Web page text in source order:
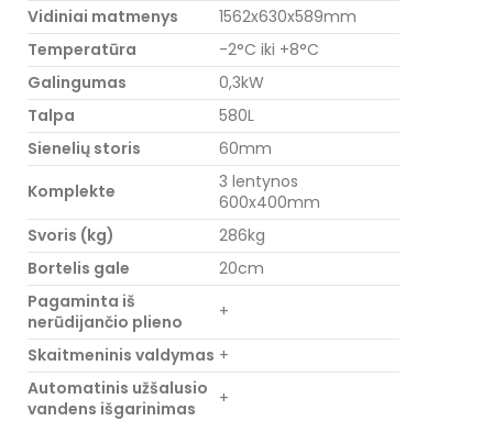
Vidiniai matmenys
1562x630x589mm
Temperatūra
-2°C iki +8°C
Galingumas
0,3kW
Talpa
580L
Sienelių storis
60mm
Komplekte
3 lentynos
600x400mm
Svoris (kg)
286kg
Bortelis gale
20cm
Pagaminta iš
nerūdijančio plieno
+
Skaitmeninis valdymas +
Automatinis užšalusio
vandens išgarinimas
+